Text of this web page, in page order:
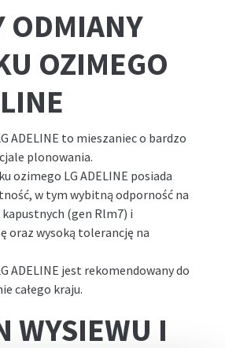
ODMIANY
OZIMEGO
ADELINE to mieszaniec o bardzo
plonowania.
ozimego LG ADELINE posiada
w tym wybitną odporność na
(gen Rlm7) i
oraz wysoką tolerancję na
ADELINE jest rekomendowany do
całego kraju.
WYSIEWU I